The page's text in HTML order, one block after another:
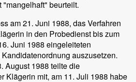
beurteilt.
am 21. Juni 1988, das Verfahren
in den Probedienst bis zum
Juni 1988 eingeleiteten
auszusetzen.
August 1988 teilte die
Klägerin mit, am 11. Juli 1988 habe